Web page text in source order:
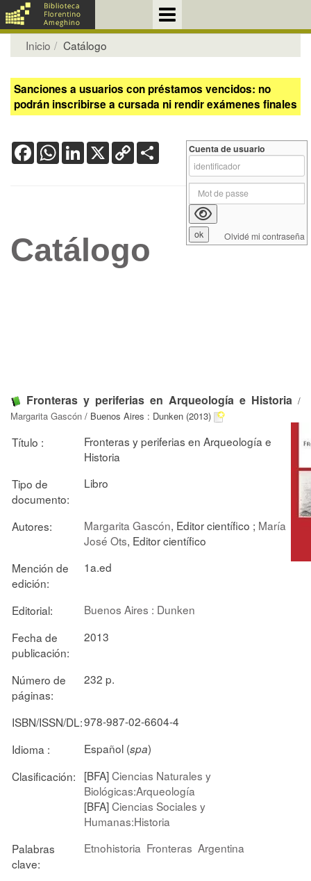
Inicio Catálogo
Sanciones a usuarios con préstamos vencidos: no
podrán inscribirse a cursada ni rendir exámenes finales
FacebookWhatsApp
LinkedIn
X Copy
Link
Catálogo
Fronteras y periferias en Arqueología e Historia /
Margarita Gascón / Buenos Aires : Dunken (2013)
Título :
Fronteras y periferias en Arqueología e
Historia
Tipo de
documento:
Libro
Autores: Margarita Gascón, Editor científico ; María
José Ots, Editor científico
Mención de
edición:
1a.ed
Editorial:
Buenos Aires : Dunken
Fecha de
publicación:
2013
Número de
páginas:
232 p.
ISBN/ISSN/DL:978-987-02-6604-4
Idioma :
Español (spa)
Clasificación:
[BFA]Ciencias Naturales y
Biológicas:Arqueología
[BFA]Ciencias Sociales y
Humanas:Historia
Palabras
clave:
Etnohistoria Fronteras Argentina
Cuenta de usuario
Olvidé mi contraseña